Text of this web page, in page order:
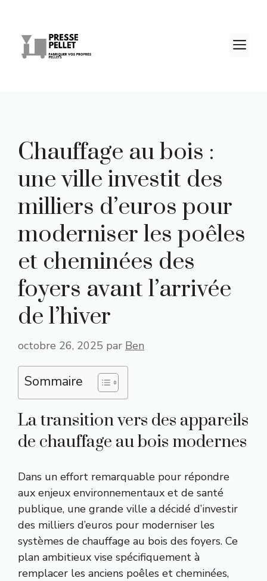
contenu
Chauffage au bois :
une ville investit des
milliers d’euros pour
moderniser les poêles
et cheminées des
foyers avant l’arrivée
de l’hiver
octobre 26, 2025 par Ben
Sommaire
La transition vers des appareils
de chauffage au bois modernes
Dans un effort remarquable pour répondre
aux enjeux environnementaux et de santé
publique, une grande ville a décidé d’investir
des milliers d’euros pour moderniser les
systèmes de chauffage au bois des foyers. Ce
plan ambitieux vise spécifiquement à
remplacer les anciens poêles et cheminées,